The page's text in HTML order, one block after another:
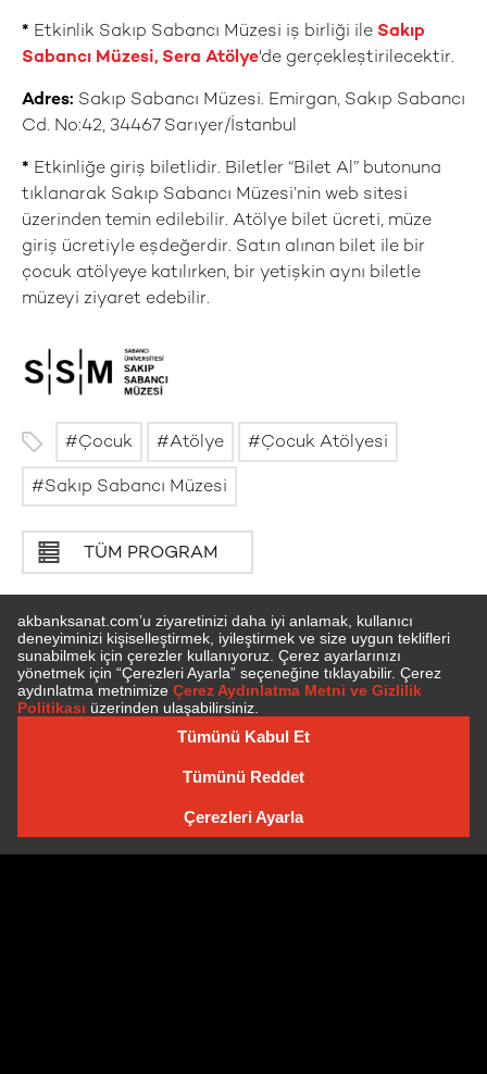
* Etkinlik Sakıp Sabancı Müzesi iş birliği ile Sakıp
Sabancı Müzesi, Sera Atölye'de gerçekleştirilecektir.
Adres: Sakıp Sabancı Müzesi. Emirgan, Sakıp Sabancı
Cd. No:42, 34467 Sarıyer/İstanbul
* Etkinliğe giriş biletlidir. Biletler “Bilet Al” butonuna
tıklanarak Sakıp Sabancı Müzesi’nin web sitesi
üzerinden temin edilebilir. Atölye bilet ücreti, müze
giriş ücretiyle eşdeğerdir. Satın alınan bilet ile bir
çocuk atölyeye katılırken, bir yetişkin aynı biletle
müzeyi ziyaret edebilir.
Çocuk Atölye Çocuk Atölyesi
Sakıp Sabancı Müzesi
TÜM PROGRAM